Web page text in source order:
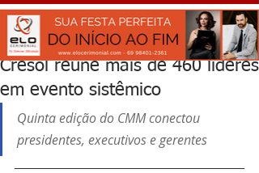
Cresol reúne mais de 460 líderes
em evento sistêmico
Quinta edição do CMM conectou
presidentes, executivos e gerentes